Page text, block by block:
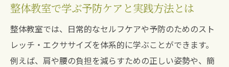
整体教室で学ぶ予防ケアと実践方法とは
整体教室では、日常的なセルフケアや予防のためのスト
レッチ・エクササイズを体系的に学ぶことができます。
例えば、肩や腰の負担を減らすための正しい姿勢や、簡